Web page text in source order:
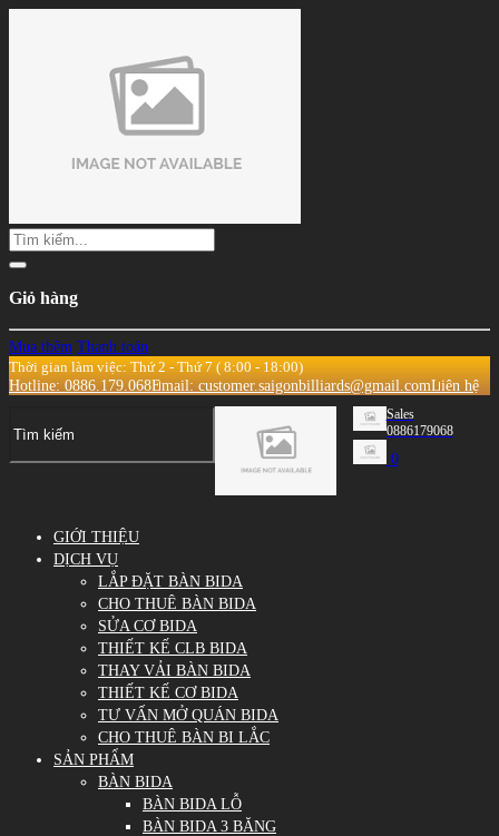
Giỏ hàng
Mua thêm Thanh toán
Thời gian làm việc: Thứ 2 - Thứ 7 ( 8:00 - 18:00)
Hotline: 0886.179.068Email: customer.saigonbilliards@gmail.comLiên hệ
Sales
0886179068
0
GIỚI THIỆU
DỊCH VỤ
LẮP ĐẶT BÀN BIDA
CHO THUÊ BÀN BIDA
SỬA CƠ BIDA
THIẾT KẾ CLB BIDA
THAY VẢI BÀN BIDA
THIẾT KẾ CƠ BIDA
TƯ VẤN MỞ QUÁN BIDA
CHO THUÊ BÀN BI LẮC
SẢN PHẨM
BÀN BIDA
BÀN BIDA LỖ
BÀN BIDA 3 BĂNG